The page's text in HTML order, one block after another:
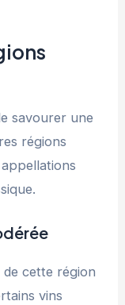
savourer une
régions
de cette région
vins